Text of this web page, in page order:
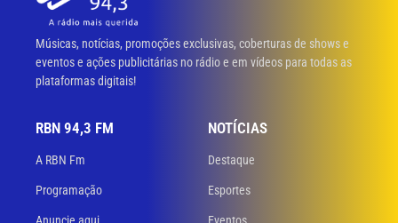
Músicas, notícias, promoções exclusivas, coberturas de shows e
eventos e ações publicitárias no rádio e em vídeos para todas as
plataformas digitais!
RBN 94,3 FM
A RBN Fm
Programação
NOTÍCIAS
Destaque
Esportes